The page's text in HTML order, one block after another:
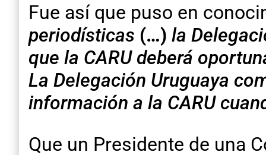
Fue así que puso en
periodísticas (…) la
que la CARU deberá
La Delegación Uruguaya
información a la CARU
Que un Presidente de una